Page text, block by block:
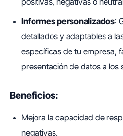
positivas, negativas o
Informes personalizados:
detallados y adaptables a
específicas de tu empresa,
presentación de datos a los
Beneficios:
Mejora la capacidad de
negativas.